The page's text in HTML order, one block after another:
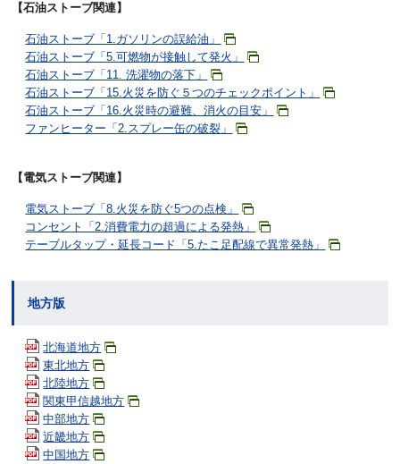
【石油ストーブ関連】
石油ストーブ「1.ガソリンの誤給油」
石油ストーブ「5.可燃物が接触して発火」
石油ストーブ「11. 洗濯物の落下」
石油ストーブ「15.火災を防ぐ５つのチェックポイント」
石油ストーブ「16.火災時の避難、消火の目安」
ファンヒーター「2.スプレー缶の破裂」
【電気ストーブ関連】
電気ストーブ「8.火災を防ぐ5つの点検」
コンセント「2.消費電力の超過による発熱」
テーブルタップ・延長コード「5.たこ足配線で異常発熱」
地方版
北海道地方
東北地方
北陸地方
関東甲信越地方
中部地方
近畿地方
中国地方